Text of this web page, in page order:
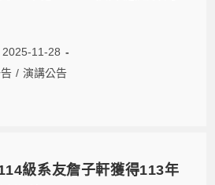
2025-11-28
/ 演講公告
級系友詹子軒獲得113年